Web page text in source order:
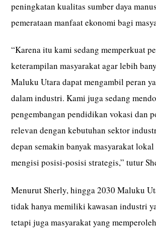
peningkatan kualitas sumber daya
pemerataan manfaat ekonomi bagi
“Karena itu kami sedang memperkuat
keterampilan masyarakat agar lebih
Maluku Utara dapat mengambil peran
dalam industri. Kami juga sedang
pengembangan pendidikan vokasi dan
relevan dengan kebutuhan sektor
depan semakin banyak masyarakat
mengisi posisi-posisi strategis,” tutur
Menurut Sherly, hingga 2030 Maluku
tidak hanya memiliki kawasan industri
tetapi juga masyarakat yang